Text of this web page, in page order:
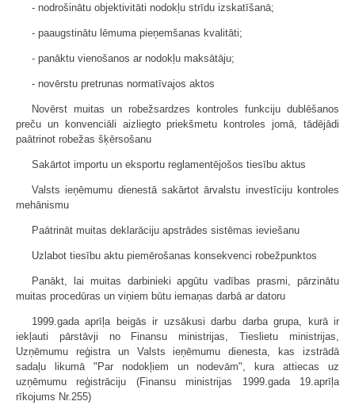
- nodrošinātu objektivitāti nodokļu strīdu izskatīšanā;
- paaugstinātu lēmuma pieņemšanas kvalitāti;
- panāktu vienošanos ar nodokļu maksātāju;
- novērstu pretrunas normatīvajos aktos
Novērst muitas un robežsardzes kontroles funkciju dublēšanos
preču un konvenciāli aizliegto priekšmetu kontroles jomā, tādējādi
paātrinot robežas šķērsošanu
Sakārtot importu un eksportu reglamentējošos tiesību aktus
Valsts ieņēmumu dienestā sakārtot ārvalstu investīciju kontroles
mehānismu
Paātrināt muitas deklarāciju apstrādes sistēmas ieviešanu
Uzlabot tiesību aktu piemērošanas konsekvenci robežpunktos
Panākt, lai muitas darbinieki apgūtu vadības prasmi, pārzinātu
muitas procedūras un viņiem būtu iemaņas darbā ar datoru
1999.gada aprīļa beigās ir uzsākusi darbu darba grupa, kurā ir
iekļauti pārstāvji no Finansu ministrijas, Tieslietu ministrijas,
Uzņēmumu reģistra un Valsts ieņēmumu dienesta, kas izstrādā
sadaļu likumā "Par nodokļiem un nodevām", kura attiecas uz
uzņēmumu reģistrāciju (Finansu ministrijas 1999.gada 19.aprīļa
rīkojums Nr.255)